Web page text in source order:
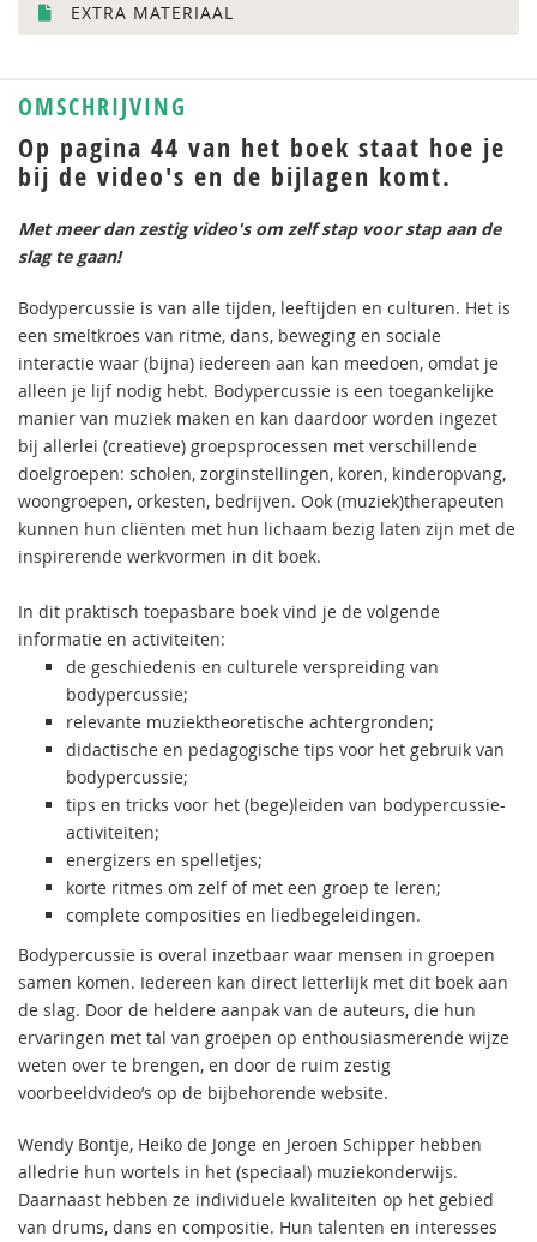
EXTRA MATERIAAL
OMSCHRIJVING
Op pagina 44 van het boek staat hoe je
bij de video's en de bijlagen komt.
Met meer dan zestig video's om zelf stap voor stap aan de
slag te gaan!
Bodypercussie is van alle tijden, leeftijden en culturen. Het is
een smeltkroes van ritme, dans, beweging en sociale
interactie waar (bijna) iedereen aan kan meedoen, omdat je
alleen je lijf nodig hebt. Bodypercussie is een toegankelijke
manier van muziek maken en kan daardoor worden ingezet
bij allerlei (creatieve) groepsprocessen met verschillende
doelgroepen: scholen, zorginstellingen, koren, kinderopvang,
woongroepen, orkesten, bedrijven. Ook (muziek)therapeuten
kunnen hun cliënten met hun lichaam bezig laten zijn met de
inspirerende werkvormen in dit boek.
In dit praktisch toepasbare boek vind je de volgende
informatie en activiteiten:
de geschiedenis en culturele verspreiding van
bodypercussie;
relevante muziektheoretische achtergronden;
didactische en pedagogische tips voor het gebruik van
bodypercussie;
tips en tricks voor het (bege)leiden van bodypercussie-
activiteiten;
energizers en spelletjes;
korte ritmes om zelf of met een groep te leren;
complete composities en liedbegeleidingen.
Bodypercussie is overal inzetbaar waar mensen in groepen
samen komen. Iedereen kan direct letterlijk met dit boek aan
de slag. Door de heldere aanpak van de auteurs, die hun
ervaringen met tal van groepen op enthousiasmerende wijze
weten over te brengen, en door de ruim zestig
voorbeeldvideo’s op de bijbehorende website.
Wendy Bontje, Heiko de Jonge en Jeroen Schipper hebben
alledrie hun wortels in het (speciaal) muziekonderwijs.
Daarnaast hebben ze individuele kwaliteiten op het gebied
van drums, dans en compositie. Hun talenten en interesses